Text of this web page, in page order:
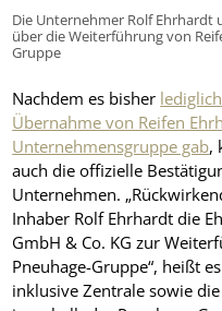
Die Unternehmer Rolf Ehrhardt
über die Weiterführung von
Gruppe
Nachdem es bisher
Übernahme von Reifen
Unternehmensgruppe gab,
auch die offizielle
Unternehmen.
Inhaber Rolf Ehrhardt die
GmbH & Co. KG zur
Pneuhage-Gruppe“, heißt
inklusive Zentrale sowie